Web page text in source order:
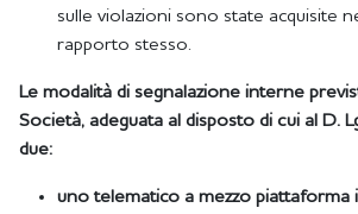
sulle violazioni sono state acquisite
rapporto stesso.
Le modalità di segnalazione interne
Società, adeguata al disposto di cui al D.
due:
uno telematico a mezzo piattaforma